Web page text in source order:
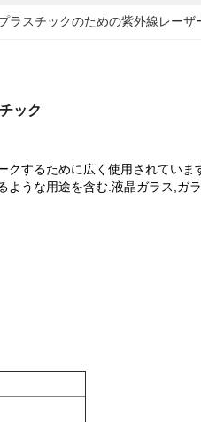
ラスチックのための紫外線レーザ
ック
クするために広く使用されていま
うな用途を含む.液晶ガラス,ガ